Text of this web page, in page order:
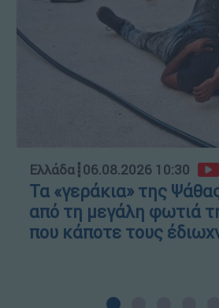
Ελλάδα┋06.08.2026 10:30
Τα «γεράκια» της
από τη μεγάλη φωτιά
που κάποτε τους